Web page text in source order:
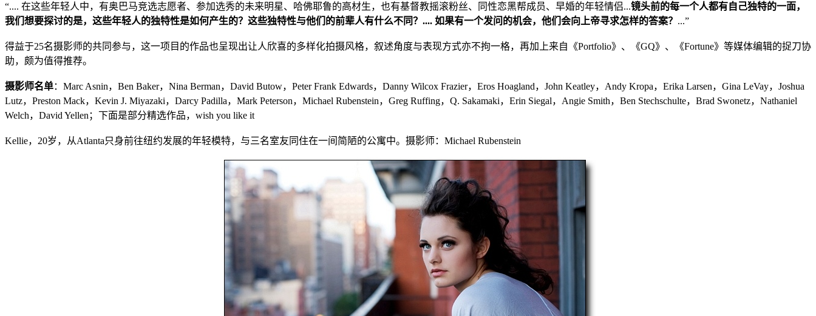
“.... 在这些年轻人中，有奥巴马竞选志愿者、参加选秀的未来明星、哈佛耶鲁的高材生，也有基督教摇滚粉丝、同性恋黑帮成员、早婚的年轻情侣...镜头前的每一个人都有自己独特的一面，
我们想要探讨的是，这些年轻人的独特性是如何产生的？这些独特性与他们的前辈人有什么不同？.... 如果有一个发问的机会，他们会向上帝寻求怎样的答案？ ...”
得益于25名摄影师的共同参与，这一项目的作品也呈现出让人欣喜的多样化拍摄风格，叙述角度与表现方式亦不拘一格，再加上来自《Portfolio》、《GQ》、《Fortune》等媒体编辑的捉刀协
助，颇为值得推荐。
摄影师名单：Marc Asnin，Ben Baker，Nina Berman，David Butow，Peter Frank Edwards，Danny Wilcox Frazier，Eros Hoagland，John Keatley，Andy Kropa，Erika Larsen，Gina LeVay，Joshua
Lutz，Preston Mack，Kevin J. Miyazaki，Darcy Padilla，Mark Peterson，Michael Rubenstein，Greg Ruffing，Q. Sakamaki，Erin Siegal，Angie Smith，Ben Stechschulte，Brad Swonetz，Nathaniel
Welch，David Yellen；下面是部分精选作品，wish you like it
Kellie，20岁，从Atlanta只身前往纽约发展的年轻模特，与三名室友同住在一间简陋的公寓中。摄影师：Michael Rubenstein